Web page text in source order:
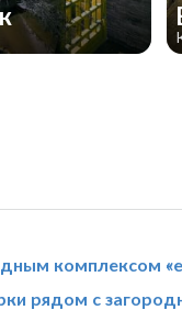
комплексом
рядом с